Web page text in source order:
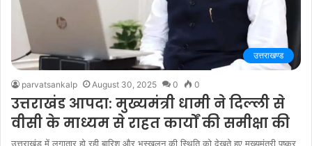
उत्तराखण्ड
parvatsankalp August 30, 2025 0 0
उत्तराखंड आपदा: मुख्यमंत्री धामी ने दिल्ली से
वीसी के माध्यम से राहत कार्यों की समीक्षा की
उत्तराखंड में लगातार हो रही बारिश और भूस्खलन की स्थिति को देखते हुए मुख्यमंत्री पुष्कर